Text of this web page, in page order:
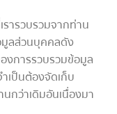
รารวบรวมจากท่าน
มูลส่วนบุคคลดัง
งการรวบรวมข้อมูล
ำเป็นต้องจัดเก็บ
กว่าเดิมอันเนื่องมา